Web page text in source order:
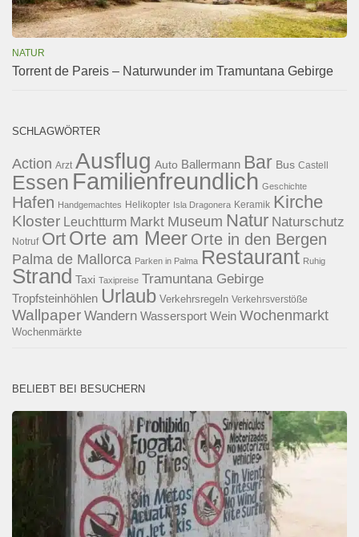
NATUR
Torrent de Pareis – Naturwunder im Tramuntana Gebirge
SCHLAGWÖRTER
Action Arzt Ausflug Auto Ballermann Bar Bus Castell
Essen Familienfreundlich Geschichte
Hafen Handgemachtes Helikopter Isla Dragonera Keramik Kirche
Kloster Leuchtturm Markt Museum Natur Naturschutz
Notruf Ort Orte am Meer Orte in den Bergen
Palma de Mallorca Parken in Palma Restaurant Ruhig
Strand Taxi Taxipreise Tramuntana Gebirge
Tropfsteinhöhlen Urlaub Verkehrsregeln Verkehrsverstöße
Wallpaper Wandern Wassersport Wein Wochenmarkt
Wochenmärkte
BELIEBT BEI BESUCHERN